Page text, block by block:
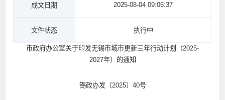
成文日期 2025-08-04 09:06:37
文件状态 执行中
市政府办公室关于印发无锡市城市更新三年行动计划（2025-
2027年）的通知
锡政办发〔2025〕40号